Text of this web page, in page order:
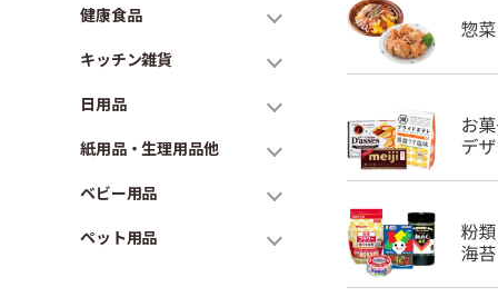
健康食品
キッチン雑貨
日用品
紙用品・生理用品他
ベビー用品
ペット用品